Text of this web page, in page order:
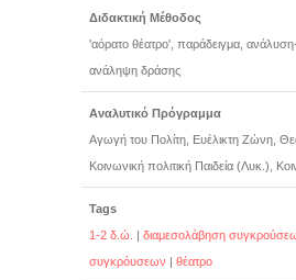
Διδακτική Μέθοδος
'αόρατο θέατρο', παράδειγμα,
ανάληψη δράσης
Αναλυτικό Πρόγραμμα
Αγωγή του Πολίτη, Ευέλικτη Ζώνη,
Κοινωνική πολιτική Παιδεία (Λυκ.),
Tags
1-2 δ.ώ.
| διαμεσολάβηση
συγκρόυσεων | θέατρο